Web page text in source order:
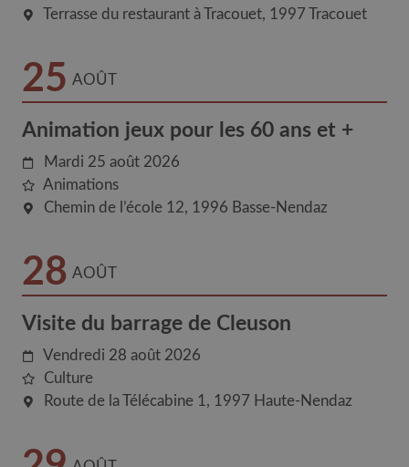
Terrasse du restaurant à Tracouet 1997 Tracouet
25 AOÛT
Animation jeux pour les 60 ans et +
Mardi 25 août 2026
Animations
Chemin de l’école 12 1996 Basse-Nendaz
28 AOÛT
Visite du barrage de Cleuson
Vendredi 28 août 2026
Culture
Route de la Télécabine 1
1997 Haute-Nendaz